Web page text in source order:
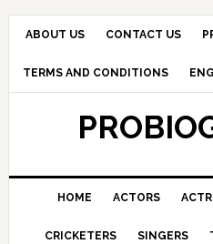
Skip
navigation
Skip
content
Skip
sidebar
ABOUT US CONTACT US
TERMS AND CONDITIONS
HOME ACTORS
CRICKETERS SINGERS